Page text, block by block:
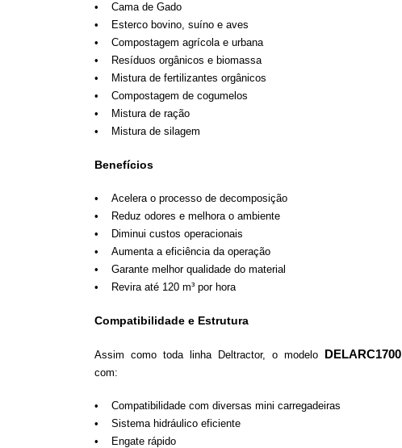
• Cama de Gado
• Esterco bovino, suíno e aves
• Compostagem agrícola e urbana
• Resíduos orgânicos e biomassa
• Mistura de fertilizantes orgânicos
• Compostagem de cogumelos
• Mistura de ração
• Mistura de silagem
Benefícios
• Acelera o processo de decomposição
• Reduz odores e melhora o ambiente
• Diminui custos operacionais
• Aumenta a eficiência da operação
• Garante melhor qualidade do material
• Revira até 120 m³ por hora
Compatibilidade e Estrutura
Assim como toda linha Deltractor, o modelo DELARC1700
com:
• Compatibilidade com diversas mini carregadeiras
• Sistema hidráulico eficiente
• Engate rápido